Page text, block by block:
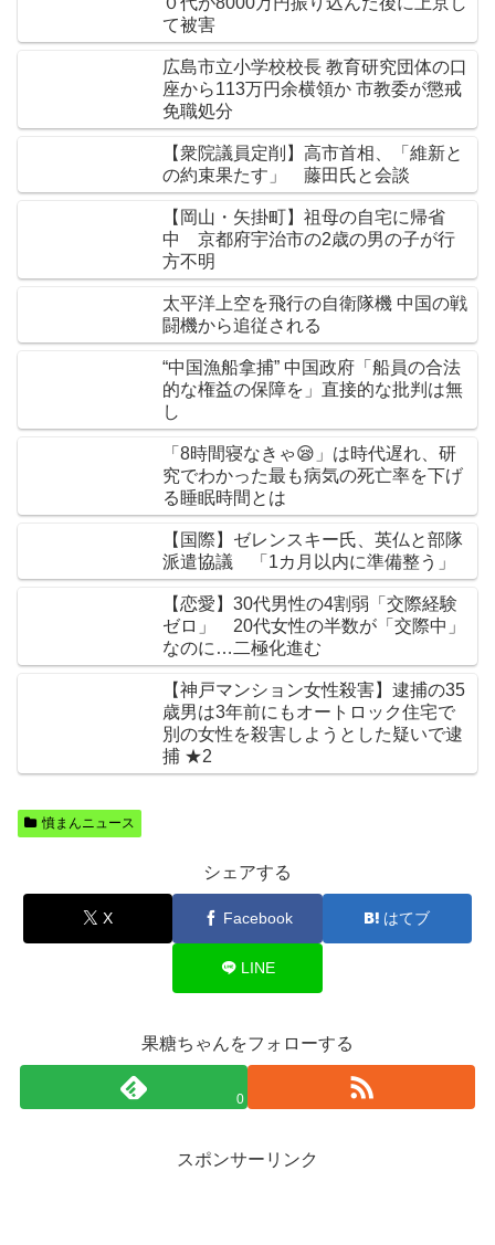
て被害
広島市立小学校校長 教育研究団体の口
座から113万円余横領か 市教委が懲戒
免職処分
【衆院議員定削】高市首相、「維新と
の約束果たす」 藤田氏と会談
【岡山・矢掛町】祖母の自宅に帰省
中 京都府宇治市の2歳の男の子が行
方不明
太平洋上空を飛行の自衛隊機 中国の戦
闘機から追従される
“中国漁船拿捕” 中国政府「船員の合法
的な権益の保障を」直接的な批判は無
し
「8時間寝なきゃ😪」は時代遅れ、研
究でわかった最も病気の死亡率を下げ
る睡眠時間とは
【国際】ゼレンスキー氏、英仏と部隊
派遣協議 「1カ月以内に準備整う」
【恋愛】30代男性の4割弱「交際経験
ゼロ」 20代女性の半数が「交際中」
なのに…二極化進む
【神戸マンション女性殺害】逮捕の35
歳男は3年前にもオートロック住宅で
別の女性を殺害しようとした疑いで逮
捕 ★2
憤まんニュース
シェアする
X Facebook はてブ
LINE
果糖ちゃんをフォローする
0
スポンサーリンク